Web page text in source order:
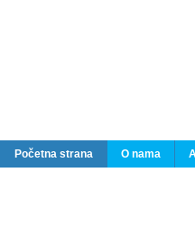
Početna strana O nama